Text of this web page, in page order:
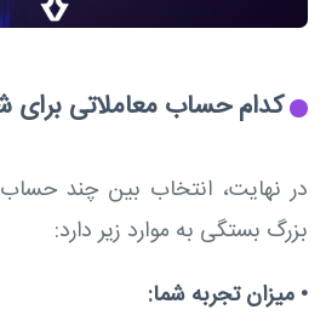
کدام حساب معاملاتی برای
در نهایت، انتخاب بین چند
بزرگ بستگی به موارد زیر دارد:
• میزان تجربه شما: